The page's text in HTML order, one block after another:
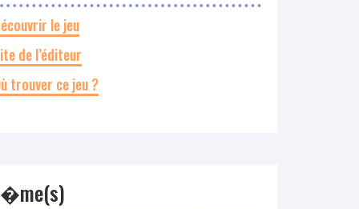
le jeu
de l’éditeur
trouver ce jeu ?